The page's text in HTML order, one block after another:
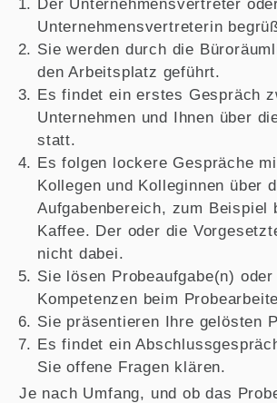
Der Unternehmensvertreter
Unternehmensvertreterin
Sie werden durch die
den Arbeitsplatz geführt.
Es findet ein erstes Gespräch
Unternehmen und Ihnen über
statt.
Es folgen lockere Gespräche
Kollegen und Kolleginnen über
Aufgabenbereich, zum Beispiel
Kaffee. Der oder die
nicht dabei.
Sie lösen Probeaufgabe(n)
Kompetenzen beim
Sie präsentieren Ihre gelösten
Es findet ein
Sie offene Fragen klären.
Je nach Umfang, und ob das